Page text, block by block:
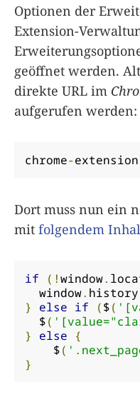
Optionen der
Extension-
geöffnet werden.
direkte URL im
aufgerufen werden:
chrome-extension
Dort muss nun ein
mit folgendem
if (!window.
  window
. history
} else if ($(
  $
(
} else {
    $
(
}